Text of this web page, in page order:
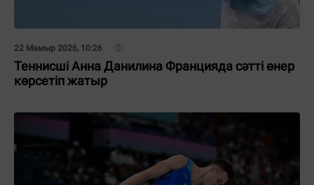
22 Мамыр 2026, 10:26
Теннисші Анна Данилина Францияда сәтті өнер
көрсетіп жатыр